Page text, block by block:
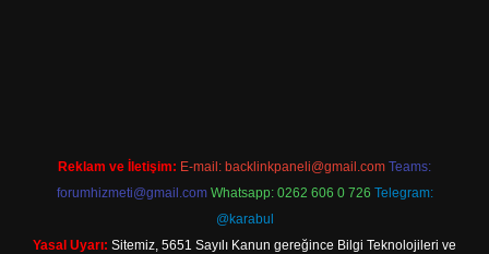
Reklam ve İletişim: E-mail: backlinkpaneli@gmail.com Teams:
forumhizmeti@gmail.com Whatsapp: 0262 606 0 726 Telegram:
@karabul
Yasal Uyarı: Sitemiz, 5651 Sayılı Kanun gereğince Bilgi Teknolojileri ve